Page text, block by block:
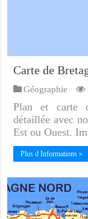
Carte de
Géographie
Plan et carte
détaillée avec
Est ou Ouest.
Plus d Informations »